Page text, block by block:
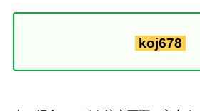
koj678